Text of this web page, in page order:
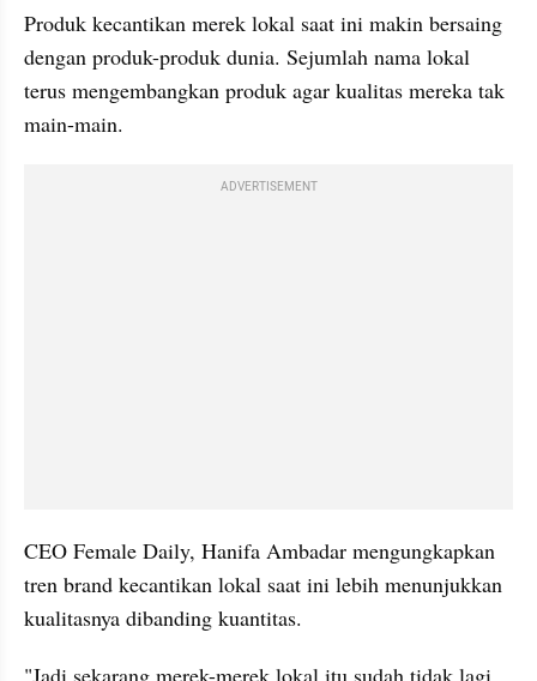
Produk kecantikan merek lokal saat ini makin bersaing
dengan produk-produk dunia. Sejumlah nama lokal
terus mengembangkan produk agar kualitas mereka tak
main-main.
ADVERTISEMENT
CEO Female Daily, Hanifa Ambadar mengungkapkan
tren brand kecantikan lokal saat ini lebih menunjukkan
kualitasnya dibanding kuantitas.
"Jadi sekarang merek-merek lokal itu sudah tidak lagi